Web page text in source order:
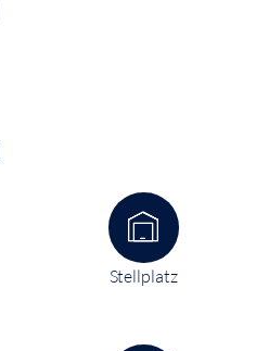
Stellplatz